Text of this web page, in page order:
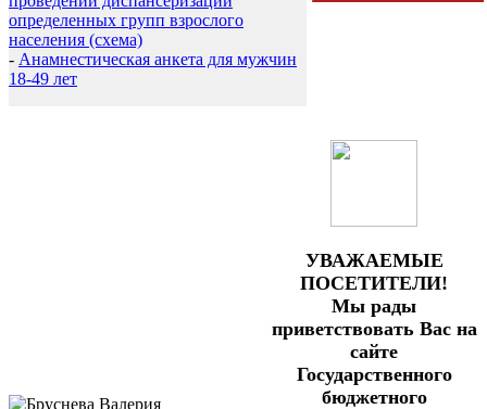
определенных групп взрослого
населения (схема)
- Анамнестическая анкета для мужчин
18-49 лет
УВАЖАЕМЫЕ
ПОСЕТИТЕЛИ!
Мы рады
приветствовать Вас на
сайте
Государственного
бюджетного